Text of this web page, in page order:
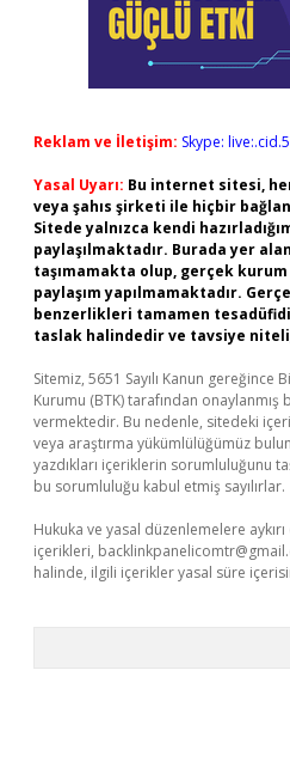
Reklam ve İletişim: Skype:
Yasal Uyarı: Bu internet sitesi,
veya şahıs şirketi ile hiçbir
Sitede yalnızca kendi
paylaşılmaktadır. Burada yer
taşımamakta olup, gerçek
paylaşım yapılmamaktadır.
benzerlikleri tamamen
taslak halindedir ve tavsiye
Sitemiz, 5651 Sayılı Kanun
Kurumu (BTK) tarafından onaylanmış
vermektedir. Bu nedenle, sitedeki
veya araştırma yükümlülüğümüz
yazdıkları içeriklerin sorumluluğunu
bu sorumluluğu kabul etmiş sayılırlar.
Hukuka ve yasal düzenlemelere
içerikleri,
halinde, ilgili içerikler yasal süre